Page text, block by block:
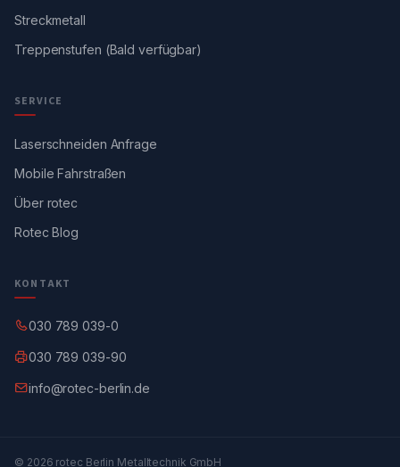
Streckmetall
Treppenstufen (Bald verfügbar)
SERVICE
Laserschneiden Anfrage
Mobile Fahrstraßen
Über rotec
Rotec Blog
KONTAKT
030 789 039-0
030 789 039-90
info@rotec-berlin.de
© 2026 rotec Berlin Metalltechnik GmbH